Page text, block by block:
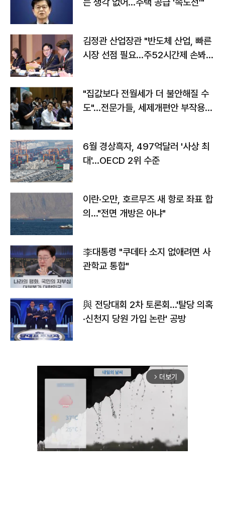
김정관 산업장관 "반도체 산업, 빠른
시장 선점 필요…주52시간제 손봐
"집값보다 전월세가 더 불안해질 수
도"…전문가들, 세제개편안 부작용
6월 경상흑자, 497억달러 '사상 최
대'…OECD 2위 수준
이란·오만, 호르무즈 새 항로 좌표 합
의…"전면 개방은 아냐"
李대통령 "쿠데타 소지 없애려면 사
관학교 통합"
與 전당대회 2차 토론회…'탈당 의혹
·신천지 당원 가입 논란' 공방
arrow_forward_ios 더보기